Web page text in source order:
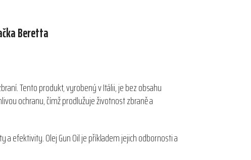
Beretta
Tento produkt, vyrobený v Itálii, je bez obsahu
ochranu, čímž prodlužuje životnost zbraně a
efektivity. Olej Gun Oil je příkladem jejich odbornosti a